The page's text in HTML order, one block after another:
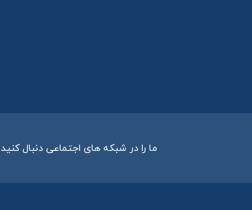
ما را در شبکه های اجتماعی دنبال کنید